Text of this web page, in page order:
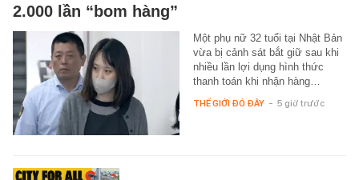
2.000 lần “bom hàng”
Một phụ nữ 32 tuổi tại Nhật Bản
vừa bị cảnh sát bắt giữ sau khi
nhiều lần lợi dụng hình thức
thanh toán khi nhận hàng…
THẾ GIỚI ĐÓ ĐÂY - 5 giờ trước